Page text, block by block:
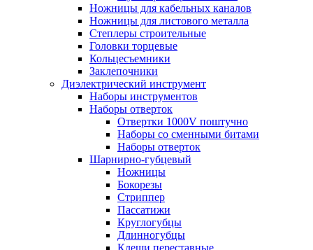
Ножницы для кабельных каналов
Ножницы для листового металла
Степлеры строительные
Головки торцевые
Кольцесъемники
Заклепочники
Диэлектрический инструмент
Наборы инструментов
Наборы отверток
Отвертки 1000V поштучно
Наборы со сменными битами
Наборы отверток
Шарнирно-губцевый
Ножницы
Бокорезы
Стриппер
Пассатижи
Круглогубцы
Длинногубцы
Клещи переставные